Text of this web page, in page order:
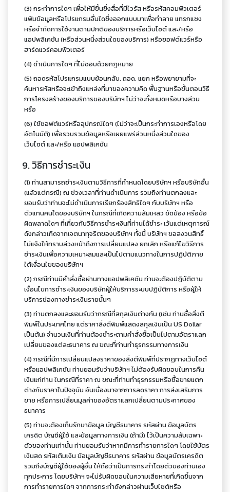
(3) กระทำการใดๆ เพื่อให้มีขึ้นซึ่งสื่อที่มีไวรัส หรือรหัสคอมพิวเตอร์
แฟ้มข้อมูลหรือโปรแกรมอื่นใดซึ่งออกแบบมาเพื่อทำลาย แทรกแซง
หรือจำกัดการใช้งานตามปกติของบริการหรือเว็บไซต์ และ/หรือ
แอปพลิเคชัน (หรือส่วนหนึ่งส่วนใดของบริการ) หรือซอฟต์แวร์หรือ
ฮาร์ดแวร์คอมพิวเตอร์
(4) ดำเนินการใดๆ ที่ไม่ชอบด้วยกฎหมาย
(5) ถอดรหัสโปรแกรมแบบย้อนกลับ, ถอด, แยก หรือพยายามที่จะ
ค้นหารหัสหรือจะเข้าถึงแหล่งที่มาของความคิด พื้นฐานหรือขั้นตอนวิธี
การโครงสร้างของบริการของบริษัทฯ ไม่ว่าจะทั้งหมดหรือบางส่วน
หรือ
(6) ใช้ซอฟต์แวร์หรืออุปกรณ์ใดๆ (ไม่ว่าจะเป็นกระทำการเองหรือโดย
อัตโนมัติ) เพื่อรวบรวมข้อมูลหรือเผยแพร่ส่วนหนึ่งส่วนใดของ
เว็บไซต์ และ/หรือ แอปพลิเคชัน
9. วิธีการชำระเงิน
(1) ท่านสามารถชำระเงินตามวิธีการที่กำหนดโดยบริษัทฯ หรือบริษัทอื่น
(แล้วแต่กรณี) ณ ช่วงเวลาที่ท่านดำเนินการ รวมถึงท่านตกลงและ
ยอมรับว่าท่านจะไม่ดำเนินการเรียกร้องสิทธิใดๆ กับบริษัทฯ หรือ
ตัวแทนคนใดของบริษัทฯ ในกรณีที่เกิดความล้มเหลว ขัดข้อง หรือข้อ
ผิดพลาดใดๆ ที่เกี่ยวกับวิธีการชำระเงินที่ท่านได้ชำระ เว้นแต่เหตุการณ์
ดังกล่าวเกิดจากเจตนาทุจริตของบริษัทฯ ทั้งนี้ บริษัทฯ ขอสงวนสิทธิ์
ไม่แจ้งให้ทราบล่วงหน้าถึงการเปลี่ยนแปลง ยกเลิก หรือแก้ไขวิธีการ
ชำระเงินเพื่อความเหมาะสมและเป็นไปตามแนวทางในการปฏิบัติภาย
ใต้เงื่อนไขของบริษัทฯ
(2) กรณีท่านมีคำสั่งซื้อผ่านทางแอปพลิเคชัน ท่านจะต้องปฏิบัติตาม
เงื่อนไขการชำระเงินของบริษัทผู้ให้บริการระบบปฏิบัติการ หรือผู้ให้
บริการช่องทางชำระเงินรายนั้นๆ
(3) ท่านตกลงและยอมรับว่ากรณีที่สกุลเงินต่างกัน (เช่น ท่านซื้อสิ่งตี
พิมพ์ในประเทศไทย แต่ราคาสิ่งตีพิมพ์แสดงสกุลเงินเป็น US Dollar
เป็นต้น) จำนวนเงินที่ท่านต้องชำระตามคำสั่งซื้อเป็นไปตามอัตราแลก
เปลี่ยนของแต่ละธนาคาร ณ ขณะที่ท่านทำธุรกรรมทางการเงิน
(4) กรณีที่มีการเปลี่ยนแปลงราคาของสิ่งตีพิมพ์ที่ปรากฏทางเว็บไซต์
หรือแอปพลิเคชัน ท่านยอมรับว่าบริษัทฯ ไม่ต้องรับผิดชอบในการคืน
เงินแก่ท่าน ในกรณีที่ราคา ณ ขณะที่ท่านทำธุรกรรมหรือซื้อขายแตก
ต่างกับราคาในปัจจุบัน อันเนื่องมาจากการลดราคา การส่งเสริมการ
ขาย หรือการเปลี่ยนมูลค่าของอัตราแลกเปลี่ยนตามประกาศของ
ธนาคาร
(5) ท่านจะต้องเก็บรักษาข้อมูล บัญชีธนาคาร รหัสผ่าน ข้อมูลบัตร
เครดิต บัญชีผู้ใช้ และข้อมูลทางการเงิน (ถ้ามี) ไว้เป็นความลับเฉพาะ
ตัวของท่านเท่านั้น ท่านยอมรับว่าหากมีการทำรายการใดๆ โดยใช้บัตร
เงินสด รหัสเติมเงิน ข้อมูลบัญชีธนาคาร รหัสผ่าน ข้อมูลบัตรเครดิต
รวมถึงบัญชีผู้ใช้ของผู้อื่น ให้ถือว่าเป็นการกระทำโดยตัวของท่านเอง
ทุกประการ โดยบริษัทฯ จะไม่รับผิดชอบในความเสียหายที่เกิดขึ้นจาก
การทำรายการใดๆ จากการกระทำดังกล่าวผ่านเว็บไซต์หรือ